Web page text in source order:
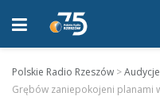
Polskie Radio Rzeszów >Audycje
Grębów zaniepokojeni planami